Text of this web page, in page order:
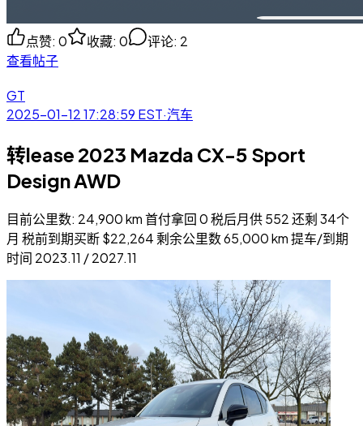
点赞: 0 收藏: 0 评论: 2
查看帖子
GT
2025-01-12 17:28:59 EST·汽车
转lease 2023 Mazda CX-5 Sport
Design AWD
目前公里数: 24,900 km 首付拿回 0 税后月供 552 还剩 34个
月 税前到期买断 $22,264 剩余公里数 65,000 km 提车/到期
时间 2023.11 / 2027.11